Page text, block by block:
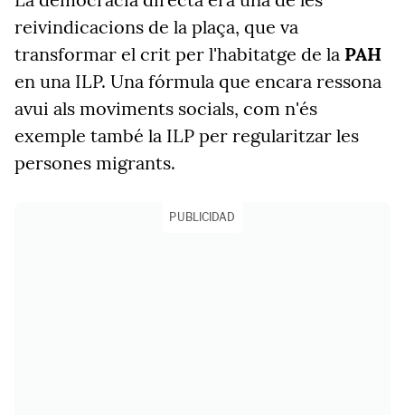
reivindicacions de la plaça, que va
transformar el crit per l'habitatge de la PAH
en una ILP. Una fórmula que encara ressona
avui als moviments socials, com n'és
exemple també la ILP per regularitzar les
persones migrants.
PUBLICIDAD